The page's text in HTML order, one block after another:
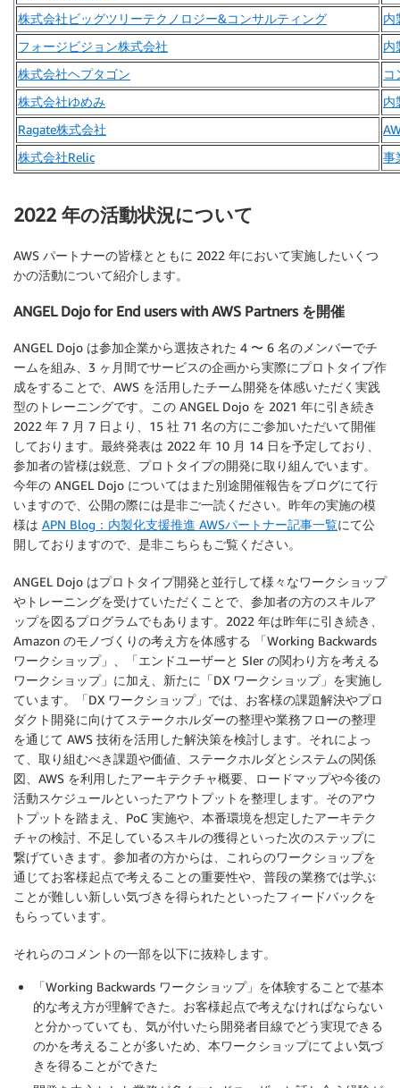
株式会社ビッグツリーテクノロジー&コンサルティング
内
フォージビジョン株式会社
内
株式会社ヘプタゴン
コ
株式会社ゆめみ
内
Ragate株式会社
株式会社Relic
事
2022 年の活動状況について
AWS パートナーの皆様とともに 2022 年において実施したいくつ
かの活動について紹介します。
ANGEL Dojo for End users with AWS Partners を開催
ANGEL Dojo は参加企業から選抜された 4 〜 6 名のメンバーでチ
ームを組み、3 ヶ月間でサービスの企画から実際にプロトタイプ作
成をすることで、AWS を活用したチーム開発を体感いただく実践
型のトレーニングです。この ANGEL Dojo を 2021 年に引き続き
2022 年 7 月 7 日より、15 社 71 名の方にご参加いただいて開催
しております。最終発表は 2022 年 10 月 14 日を予定しており、
参加者の皆様は鋭意、プロトタイプの開発に取り組んでいます。
今年の ANGEL Dojo についてはまた別途開催報告をブログにて行
いますので、公開の際には是非ご一読ください。昨年の実施の模
様は APN Blog：内製化支援推進 AWSパートナー記事一覧にて公
開しておりますので、是非こちらもご覧ください。
ANGEL Dojo はプロトタイプ開発と並行して様々なワークショップ
やトレーニングを受けていただくことで、参加者の方のスキルア
ップを図るプログラムでもあります。2022 年は昨年に引き続き、
Amazon のモノづくりの考え方を体感する 「Working Backwards
ワークショップ」、「エンドユーザーと SIer の関わり方を考える
ワークショップ」に加え、新たに「DX ワークショップ」を実施し
ています。「DX ワークショップ」では、お客様の課題解決やプロ
ダクト開発に向けてステークホルダーの整理や業務フローの整理
を通じて AWS 技術を活用した解決策を検討します。それによっ
て、取り組むべき課題や価値、ステークホルダとシステムの関係
図、AWS を利用したアーキテクチャ概要、ロードマップや今後の
活動スケジュールといったアウトプットを整理します。そのアウ
トプットを踏まえ、PoC 実施や、本番環境を想定したアーキテク
チャの検討、不足しているスキルの獲得といった次のステップに
繋げていきます。参加者の方からは、これらのワークショップを
通じてお客様起点で考えることの重要性や、普段の業務では学ぶ
ことが難しい新しい気づきを得られたといったフィードバックを
もらっています。
それらのコメントの一部を以下に抜粋します。
「Working Backwards ワークショップ」を体験することで基本
的な考え方が理解できた。お客様起点で考えなければならない
と分かっていても、気が付いたら開発者目線でどう実現できる
のかを考えることが多いため、本ワークショップにてよい気づ
きを得ることができた